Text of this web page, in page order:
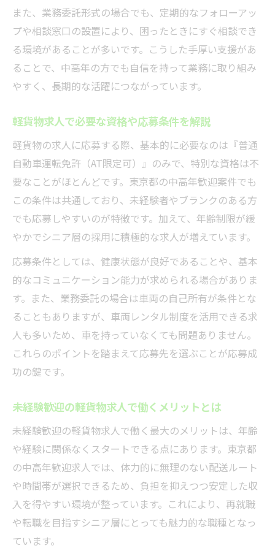
また、業務委託形式の場合でも、定期的なフォローアッ
プや相談窓口の設置により、困ったときにすぐ相談でき
る環境があることが多いです。こうした手厚い支援があ
ることで、中高年の方でも自信を持って業務に取り組み
やすく、長期的な活躍につながっています。
軽貨物求人で必要な資格や応募条件を解説
軽貨物の求人に応募する際、基本的に必要なのは『普通
自動車運転免許（AT限定可）』のみで、特別な資格は不
要なことがほとんどです。東京都の中高年歓迎案件でも
この条件は共通しており、未経験者やブランクのある方
でも応募しやすいのが特徴です。加えて、年齢制限が緩
やかでシニア層の採用に積極的な求人が増えています。
応募条件としては、健康状態が良好であることや、基本
的なコミュニケーション能力が求められる場合がありま
す。また、業務委託の場合は車両の自己所有が条件とな
ることもありますが、車両レンタル制度を活用できる求
人も多いため、車を持っていなくても問題ありません。
これらのポイントを踏まえて応募先を選ぶことが応募成
功の鍵です。
未経験歓迎の軽貨物求人で働くメリットとは
未経験歓迎の軽貨物求人で働く最大のメリットは、年齢
や経験に関係なくスタートできる点にあります。東京都
の中高年歓迎求人では、体力的に無理のない配送ルート
や時間帯が選択できるため、負担を抑えつつ安定した収
入を得やすい環境が整っています。これにより、再就職
や転職を目指すシニア層にとっても魅力的な職種となっ
ています。